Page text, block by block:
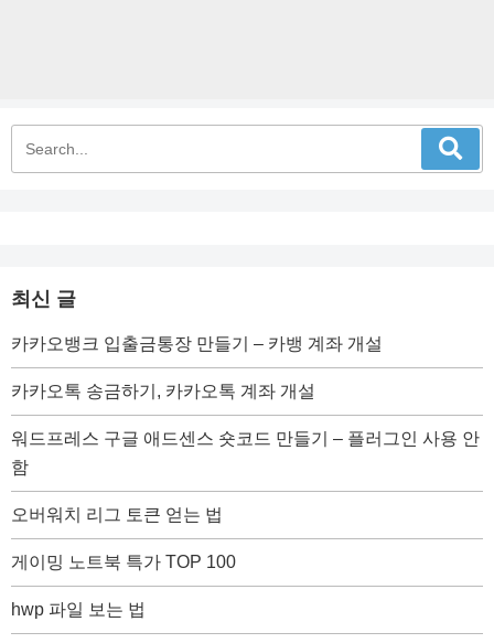
최신 글
카카오뱅크 입출금통장 만들기 – 카뱅 계좌 개설
카카오톡 송금하기, 카카오톡 계좌 개설
워드프레스 구글 애드센스 숏코드 만들기 – 플러그인 사용 안
함
오버워치 리그 토큰 얻는 법
게이밍 노트북 특가 TOP 100
hwp 파일 보는 법